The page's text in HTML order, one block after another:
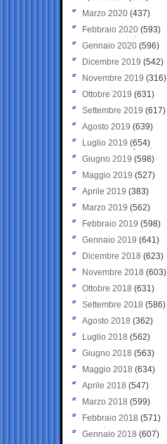
Marzo 2020 (437)
Febbraio 2020 (593)
Gennaio 2020 (596)
Dicembre 2019 (542)
Novembre 2019 (316)
Ottobre 2019 (631)
Settembre 2019 (617)
Agosto 2019 (639)
Luglio 2019 (654)
Giugno 2019 (598)
Maggio 2019 (527)
Aprile 2019 (383)
Marzo 2019 (562)
Febbraio 2019 (598)
Gennaio 2019 (641)
Dicembre 2018 (623)
Novembre 2018 (603)
Ottobre 2018 (631)
Settembre 2018 (586)
Agosto 2018 (362)
Luglio 2018 (562)
Giugno 2018 (563)
Maggio 2018 (634)
Aprile 2018 (547)
Marzo 2018 (599)
Febbraio 2018 (571)
Gennaio 2018 (607)